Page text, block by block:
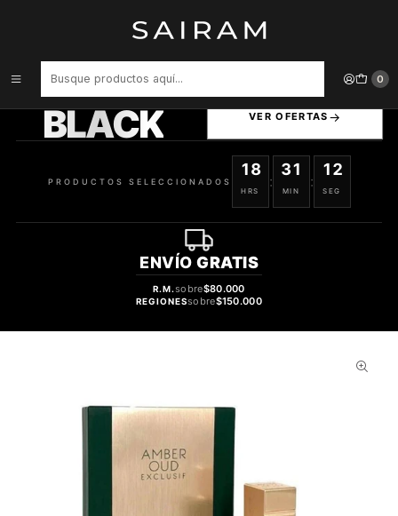
0
Perfume Al Haramain Amber Oud Exclusif Emerald Unisex Extrait De
BLACK VER OFERTAS
PRODUCTOS SELECCIONADOS
18
HRS
:
31
MIN
:
11
SEG
ENVÍO GRATIS
R.M.sobre$80.000
REGIONESsobre$150.000